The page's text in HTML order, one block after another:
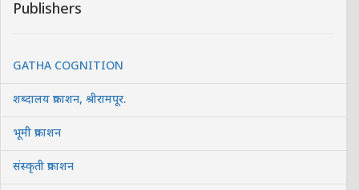
Publishers
GATHA COGNITION
शब्दालय प्रकाशन, श्रीरामपूर.
भूमी प्रकाशन
संस्कृती प्रकाशन